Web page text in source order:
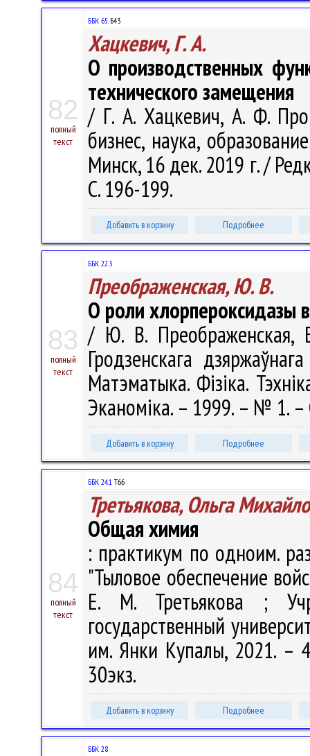
82
полный
текст
ББК 65.Б43
Хацкевич, Г. А.
О производственных
технического замещения
/ Г. А. Хацкевич, А. Ф.
бизнес, наука,
Минск, 16 дек. 2019 г. /
С. 196-199.
Добавить в корзину Подробнее
83
полный
текст
ББК 22.3
Преображенская, Ю. В.
О роли хлорпероксидазы
/ Ю. В. Преображенская,
Гродзенскага
Матэматыка. Фізіка.
Эканоміка. – 1999. – № 1.
Добавить в корзину Подробнее
84
полный
текст
ББК 24.1 Т66
Третьякова, Ольга
Общая химия
: практикум по одноим.
"Тыловое обеспечение
Е. М. Третьякова ;
государственный
им. Янки Купалы, 2021. –
30экз.
Добавить в корзину Подробнее
ББК 28